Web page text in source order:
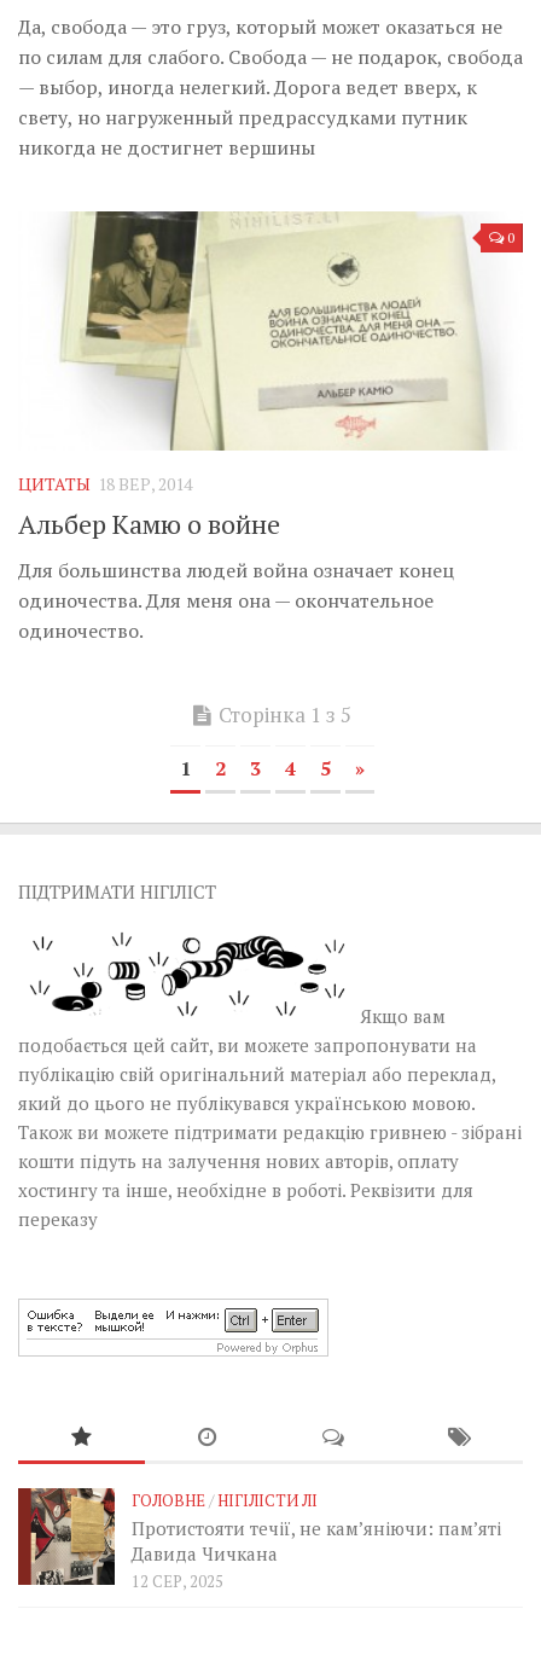
Да, свобода — это груз, который может оказаться не
по силам для слабого. Свобода — не подарок, свобода
— выбор, иногда нелегкий. Дорога ведет вверх, к
свету, но нагруженный предрассудками путник
никогда не достигнет вершины
0
ЦИТАТЫ 18 ВЕР, 2014
Альбер Камю о войне
Для большинства людей война означает конец
одиночества. Для меня она — окончательное
одиночество.
Сторінка 1 з 5
1 2 3 4 5 »
ПІДТРИМАТИ НІГІЛІСТ
Якщо вам
подобається цей сайт, ви можете запропонувати на
публікацію свій оригінальний матеріал або переклад,
який до цього не публікувався українською мовою.
Також ви можете підтримати редакцію гривнею - зібрані
кошти підуть на залучення нових авторів, оплату
хостингу та інше, необхідне в роботі. Реквізити для
переказу
ГОЛОВНЕ/НІГІЛІСТИ ЛІ
Протистояти течії, не кам’яніючи: пам’яті
Давида Чичкана
12 СЕР, 2025